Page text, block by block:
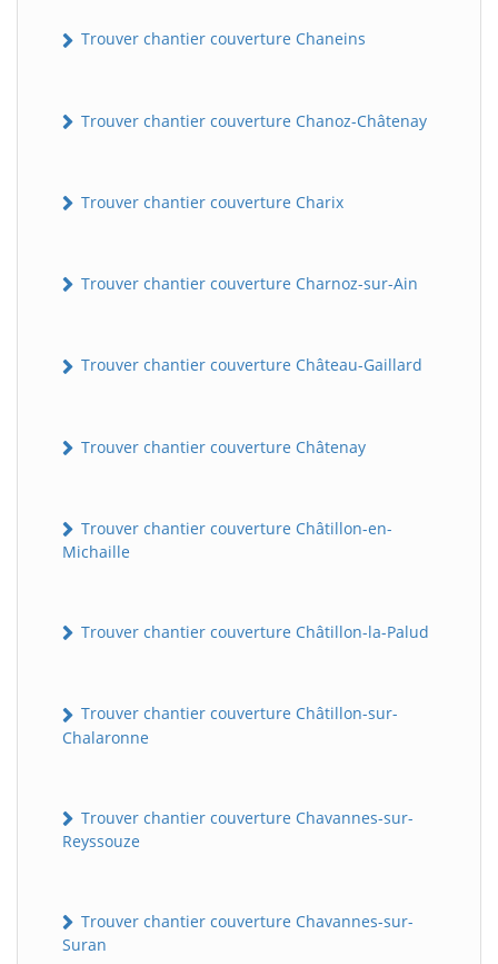
Trouver chantier couverture Chaneins
Trouver chantier couverture Chanoz-Châtenay
Trouver chantier couverture Charix
Trouver chantier couverture Charnoz-sur-Ain
Trouver chantier couverture Château-Gaillard
Trouver chantier couverture Châtenay
Trouver chantier couverture Châtillon-en-
Michaille
Trouver chantier couverture Châtillon-la-Palud
Trouver chantier couverture Châtillon-sur-
Chalaronne
Trouver chantier couverture Chavannes-sur-
Reyssouze
Trouver chantier couverture Chavannes-sur-
Suran